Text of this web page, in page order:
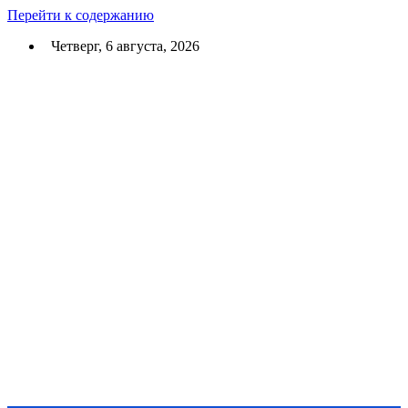
Перейти к содержанию
Четверг, 6 августа, 2026